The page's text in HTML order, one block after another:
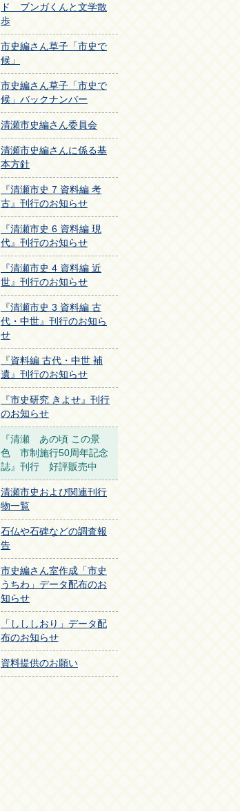
ド ブンガくんと文学散
歩
市史編さん草子「市史で
候」
市史編さん草子「市史で
候」バックナンバー
清瀬市史編さん委員会
清瀬市史編さんに係る基
本方針
『清瀬市史 7 資料編 考
古』刊行のお知らせ
『清瀬市史 6 資料編 現
代』刊行のお知らせ
『清瀬市史 4 資料編 近
世』刊行のお知らせ
『清瀬市史 3 資料編 古
代・中世』刊行のお知ら
せ
『資料編 古代・中世 補
遺』刊行のお知らせ
『市史研究 きよせ』刊行
のお知らせ
『清瀬 あの頃 この景
色 市制施行50周年記念
誌』刊行 好評販売中
清瀬市史および関連刊行
物一覧
石仏や石碑などの調査報
告
市史編さん室作成「市史
うちわ」データ配布のお
知らせ
「しししおり」データ配
布のお知らせ
資料提供のお願い